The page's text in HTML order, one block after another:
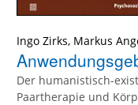
Ingo Zirks, Markus
Der humanistisch-
Paartherapie und